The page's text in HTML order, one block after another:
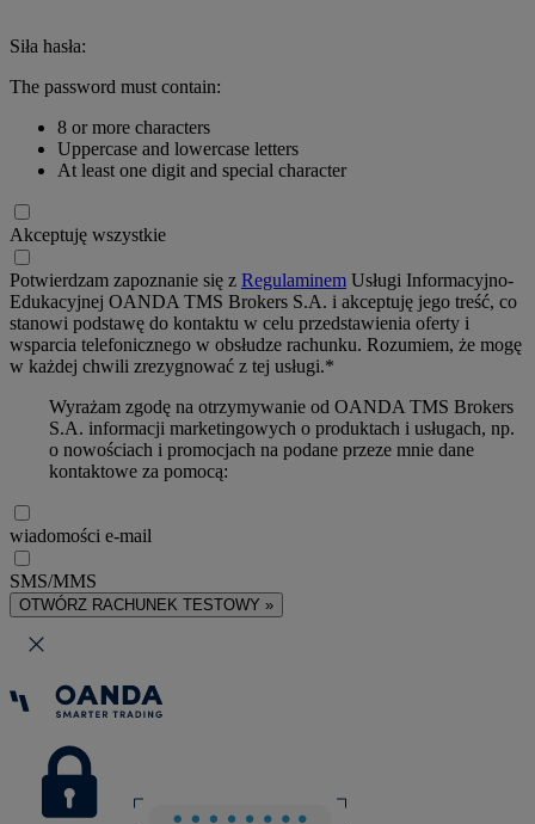
Siła hasła:
The password must contain:
8 or more characters
Uppercase and lowercase letters
At least one digit and special character
Akceptuję wszystkie
Potwierdzam zapoznanie się z Regulaminem Usługi Informacyjno-
Edukacyjnej OANDA TMS Brokers S.A. i akceptuję jego treść, co
stanowi podstawę do kontaktu w celu przedstawienia oferty i
wsparcia telefonicznego w obsłudze rachunku. Rozumiem, że mogę
w każdej chwili zrezygnować z tej usługi.*
Wyrażam zgodę na otrzymywanie od OANDA TMS Brokers
S.A. informacji marketingowych o produktach i usługach, np.
o nowościach i promocjach na podane przeze mnie dane
kontaktowe za pomocą:
wiadomości e-mail
SMS/MMS
OTWÓRZ RACHUNEK TESTOWY »